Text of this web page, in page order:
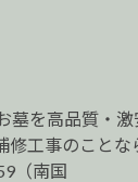
墓を高品質・激
修工事のことな
（南国